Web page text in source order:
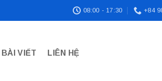
08:00 - 17:30 +84
BÀI VIẾT LIÊN HỆ